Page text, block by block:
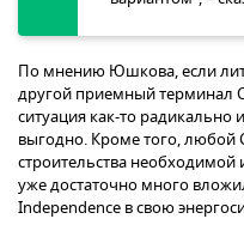
По мнению Юшкова, если
другой приемный терминал
ситуация как-то радикально
выгодно. Кроме того, любой
строительства необходимой
уже достаточно много
Independence в свою